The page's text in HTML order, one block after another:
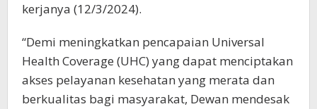
kerjanya (12/3/2024).
“Demi meningkatkan pencapaian Universal
Health Coverage (UHC) yang dapat menciptakan
akses pelayanan kesehatan yang merata dan
berkualitas bagi masyarakat, Dewan mendesak